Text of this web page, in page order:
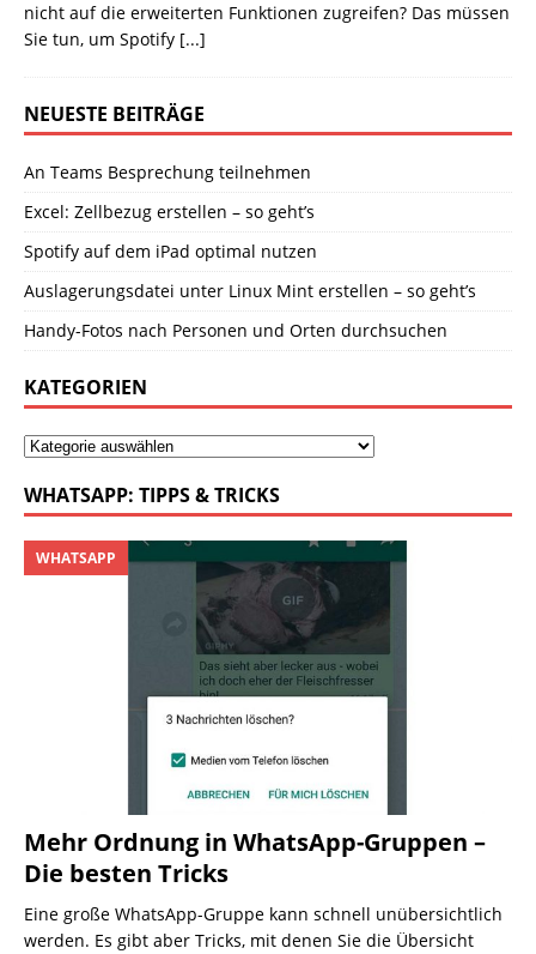
nicht auf die erweiterten Funktionen zugreifen? Das müssen
Sie tun, um Spotify [...]
NEUESTE BEITRÄGE
An Teams Besprechung teilnehmen
Excel: Zellbezug erstellen – so geht’s
Spotify auf dem iPad optimal nutzen
Auslagerungsdatei unter Linux Mint erstellen – so geht’s
Handy-Fotos nach Personen und Orten durchsuchen
KATEGORIEN
WHATSAPP: TIPPS & TRICKS
Mehr Ordnung in WhatsApp-Gruppen –
Die besten Tricks
WHATSAPP
Eine große WhatsApp-Gruppe kann schnell unübersichtlich
werden. Es gibt aber Tricks, mit denen Sie die Übersicht